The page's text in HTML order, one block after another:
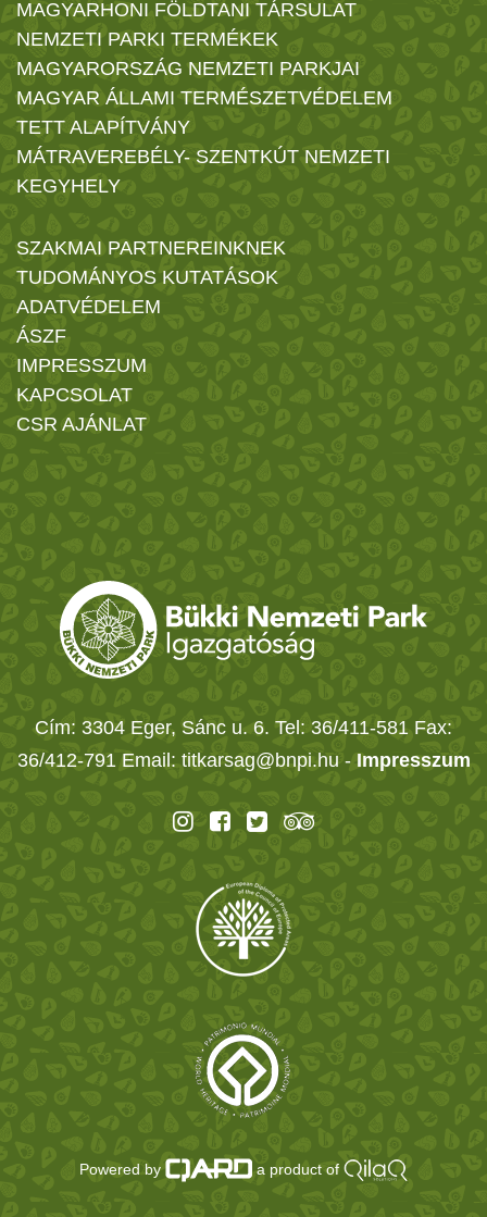
MAGYARHONI FÖLDTANI TÁRSULAT
NEMZETI PARKI TERMÉKEK
MAGYARORSZÁG NEMZETI PARKJAI
MAGYAR ÁLLAMI TERMÉSZETVÉDELEM
TETT ALAPÍTVÁNY
MÁTRAVEREBÉLY- SZENTKÚT NEMZETI
KEGYHELY
SZAKMAI PARTNEREINKNEK
TUDOMÁNYOS KUTATÁSOK
ADATVÉDELEM
ÁSZF
IMPRESSZUM
KAPCSOLAT
CSR AJÁNLAT
Cím: 3304 Eger, Sánc u. 6. Tel: 36/411-581 Fax:
36/412-791 Email: titkarsag@bnpi.hu - Impresszum
Powered by a product of